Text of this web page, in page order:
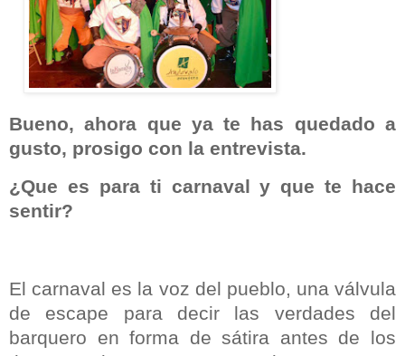
Bueno, ahora que ya te has quedado a
gusto, prosigo con la entrevista.
¿Que es para ti carnaval y que te hace
sentir?
El carnaval es la voz del pueblo, una válvula
de escape para decir las verdades del
barquero en forma de sátira antes de los